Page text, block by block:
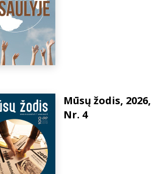
Mūsų žodis, 2026,
Nr. 4